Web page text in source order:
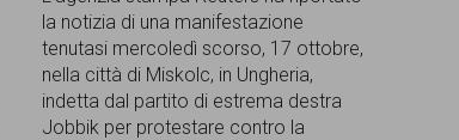
la notizia di una manifestazione
tenutasi mercoledì scorso, 17 ottobre,
nella città di Miskolc, in Ungheria,
indetta dal partito di estrema destra
Jobbik per protestare contro la